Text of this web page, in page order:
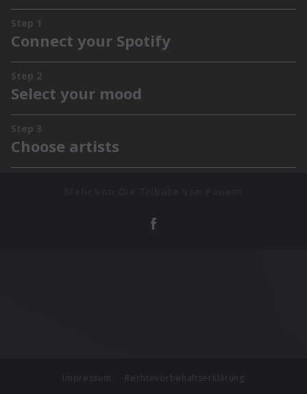
Impressum Rechtevorbehaltserklärung